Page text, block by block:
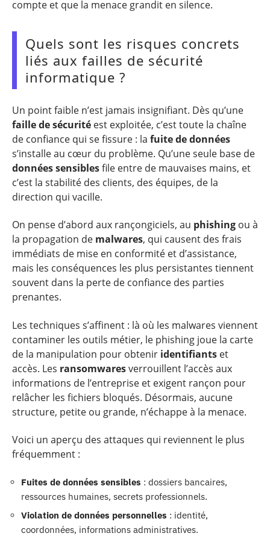
compte et que la menace grandit en silence.
Quels sont les risques concrets
liés aux failles de sécurité
informatique ?
Un point faible n’est jamais insignifiant. Dès qu’une
faille de sécurité est exploitée, c’est toute la chaîne
de confiance qui se fissure : la fuite de données
s’installe au cœur du problème. Qu’une seule base de
données sensiblesfile entre de mauvaises mains, et
c’est la stabilité des clients, des équipes, de la
direction qui vacille.
On pense d’abord aux rançongiciels, au phishing ou à
la propagation de malwares, qui causent des frais
immédiats de mise en conformité et d’assistance,
mais les conséquences les plus persistantes tiennent
souvent dans la perte de confiance des parties
prenantes.
Les techniques s’affinent : là où les malwares viennent
contaminer les outils métier, le phishing joue la carte
de la manipulation pour obtenir identifiants et
accès. Les ransomwaresverrouillent l’accès aux
informations de l’entreprise et exigent rançon pour
relâcher les fichiers bloqués. Désormais, aucune
structure, petite ou grande, n’échappe à la menace.
Voici un aperçu des attaques qui reviennent le plus
fréquemment :
Fuites de données sensibles : dossiers bancaires,
ressources humaines, secrets professionnels.
Violation de données personnelles : identité,
coordonnées, informations administratives.